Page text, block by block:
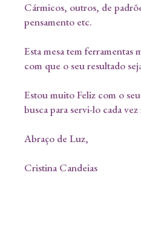
Cármicos, outros, de
pensamento etc.
Esta mesa tem ferramentas
com que o seu resultado
Estou muito Feliz com o
busca para servi-lo cada
Abraço de Luz,
Cristina Candeias